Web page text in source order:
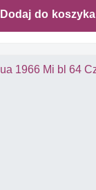
Dodaj do koszyka